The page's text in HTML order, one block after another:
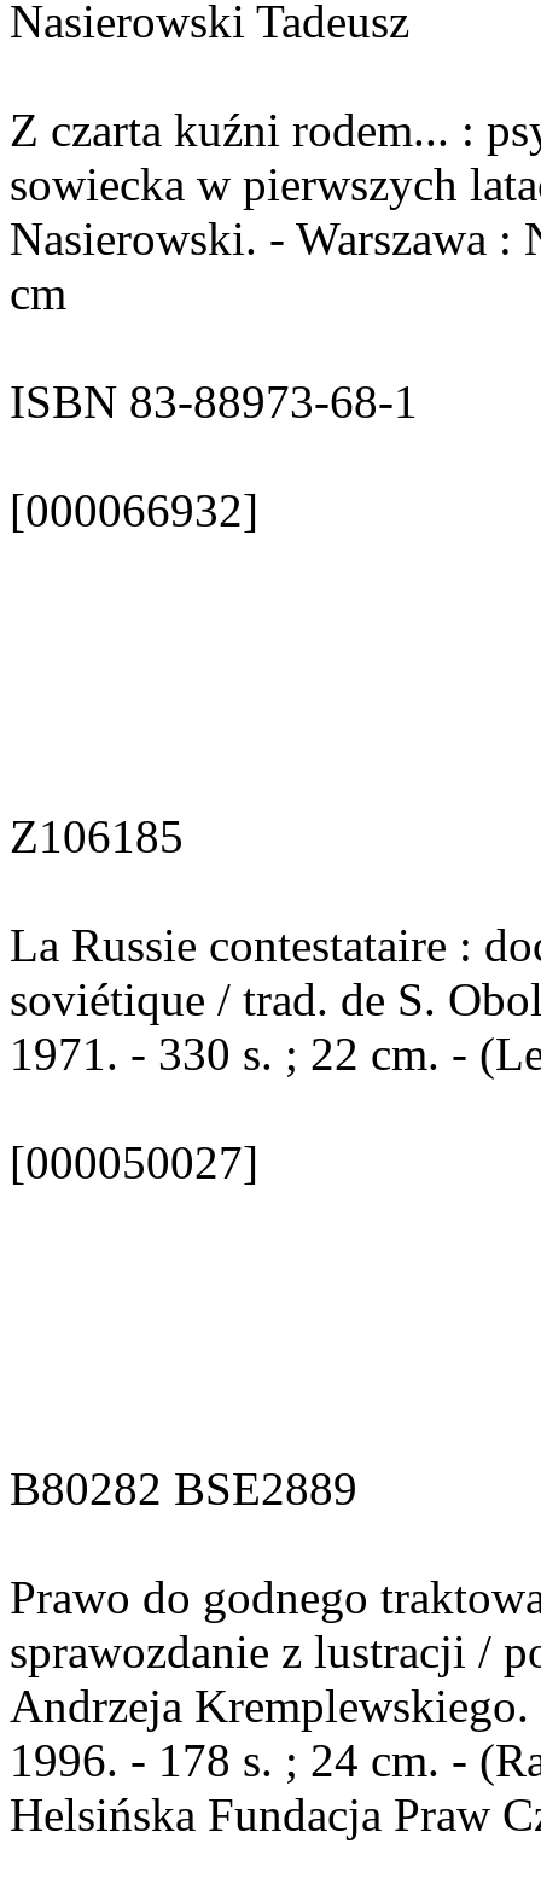
Nasierowski Tadeusz
Z czarta kuźni rodem... :
sowiecka w pierwszych
Nasierowski. - Warszawa
cm
ISBN 83-88973-68-1
[000066932]
Z106185
La Russie contestataire :
soviétique / trad. de S.
1971. - 330 s. ; 22 cm. -
[000050027]
B80282 BSE2889
Prawo do godnego
sprawozdanie z lustracji /
Andrzeja
1996. - 178 s. ; 24 cm. -
Helsińska Fundacja Praw